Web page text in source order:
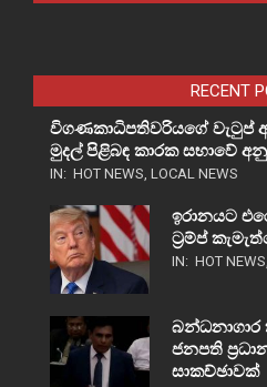
RECENT
විගණකාධිපතිවරියගේ වැටුප්
මුදල් පිළිබඳ කාරක සභාවේ
IN: HOT NEWS, LOCAL NEWS
ඉරානයට
ට්‍රම්ප්
IN: HOT NEWS,
ජනපති
සාකච්ඡාවක්